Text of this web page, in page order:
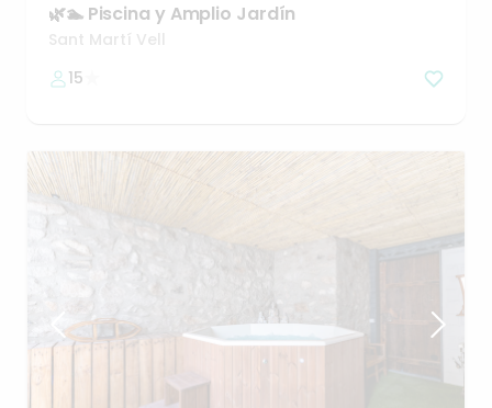
🌿🏊 Piscina y Amplio Jardín
Sant Martí Vell
15